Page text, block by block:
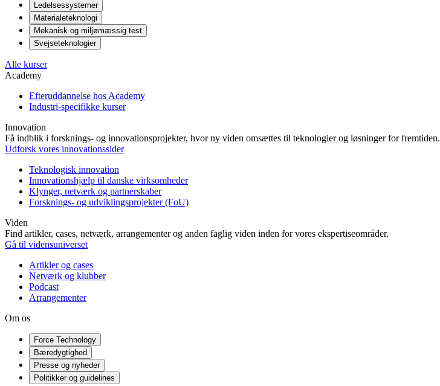
Ledelsessystemer
Materialeteknologi
Mekanisk og miljømæssig test
Svejseteknologier
Alle kurser
Academy
Efteruddannelse hos Academy
Industri-specifikke kurser
Innovation
Få indblik i forsknings- og innovationsprojekter, hvor ny viden omsættes til teknologier og løsninger for fremtiden.
Udforsk vores innovationssider
Teknologisk innovation
Innovationshjælp til danske virksomheder
Klynger, netværk og partnerskaber
Forsknings- og udviklingsprojekter (FoU)
Viden
Find artikler, cases, netværk, arrangementer og anden faglig viden inden for vores ekspertiseområder.
Gå til vidensuniverset
Artikler og cases
Netværk og klubber
Podcast
Arrangementer
Om os
Force Technology
Bæredygtighed
Presse og nyheder
Politikker og guidelines